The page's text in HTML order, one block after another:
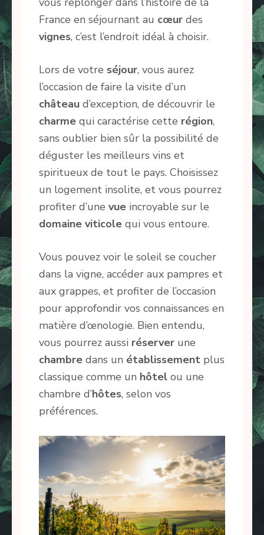
France en séjournant au cœur des
vignes, c’est l’endroit idéal à choisir.
Lors de votre séjour, vous aurez
l’occasion de faire la visite d’un
château d’exception, de découvrir le
charme qui caractérise cette région,
sans oublier bien sûr la possibilité de
déguster les meilleurs vins et
spiritueux de tout le pays. Choisissez
un logement insolite, et vous pourrez
profiter d’une vue incroyable sur le
domaine viticole qui vous entoure.
Vous pouvez voir le soleil se coucher
dans la vigne, accéder aux pampres et
aux grappes, et profiter de l’occasion
pour approfondir vos connaissances en
matière d’œnologie. Bien entendu,
vous pourrez aussi réserver une
chambre dans un établissement plus
classique comme un hôtel ou une
chambre d’hôtes, selon vos
préférences.